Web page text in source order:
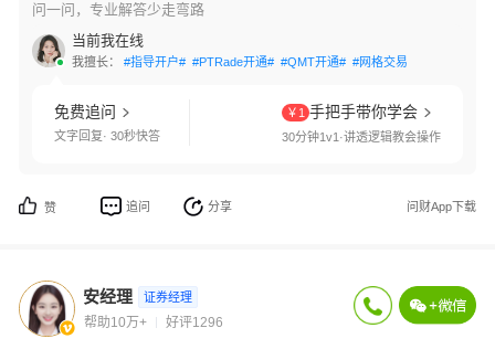
问一问，专业解答少走弯路
当前我在线
我擅长： #指导开户# #PTRade开通# #QMT开通# #网格交易#
免费追问
文字回复· 30秒快答
￥1 手把手带你学会
30分钟1v1·讲透逻辑教会操作
赞 追问 分享 问财App下载
安经理 证券经理
帮助10万+ 好评1296